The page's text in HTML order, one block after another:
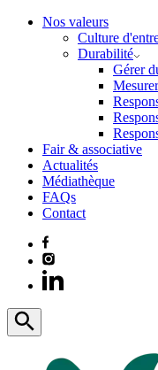
Nos valeurs
Culture
Durabilité
Gérer
Fair & associative
Actualités
Médiathèque
FAQs
Contact